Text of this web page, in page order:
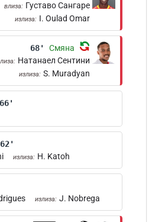
влиза: Густаво Сангаре
излиза: I. Oulad Omar
68' Смяна
Натанаел Сентини
излиза: S. Muradyan
66'
62'
излиза: H. Katoh
излиза: J. Nobrega